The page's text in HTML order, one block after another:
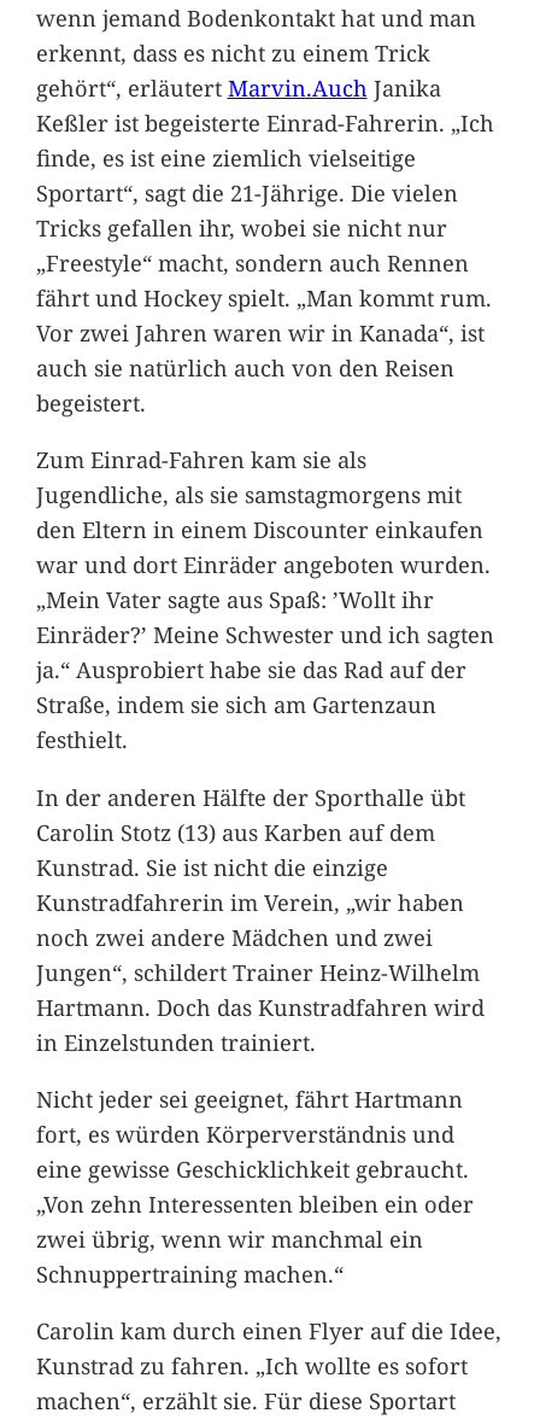
wenn jemand Bodenkontakt hat und man
erkennt, dass es nicht zu einem Trick
gehört“, erläutert Marvin.Auch Janika
Keßler ist begeisterte Einrad-Fahrerin. „Ich
finde, es ist eine ziemlich vielseitige
Sportart“, sagt die 21-Jährige. Die vielen
Tricks gefallen ihr, wobei sie nicht nur
„Freestyle“ macht, sondern auch Rennen
fährt und Hockey spielt. „Man kommt rum.
Vor zwei Jahren waren wir in Kanada“, ist
auch sie natürlich auch von den Reisen
begeistert.
Zum Einrad-Fahren kam sie als
Jugendliche, als sie samstagmorgens mit
den Eltern in einem Discounter einkaufen
war und dort Einräder angeboten wurden.
„Mein Vater sagte aus Spaß: ’Wollt ihr
Einräder?’ Meine Schwester und ich sagten
ja.“ Ausprobiert habe sie das Rad auf der
Straße, indem sie sich am Gartenzaun
festhielt.
In der anderen Hälfte der Sporthalle übt
Carolin Stotz (13) aus Karben auf dem
Kunstrad. Sie ist nicht die einzige
Kunstradfahrerin im Verein, „wir haben
noch zwei andere Mädchen und zwei
Jungen“, schildert Trainer Heinz-Wilhelm
Hartmann. Doch das Kunstradfahren wird
in Einzelstunden trainiert.
Nicht jeder sei geeignet, fährt Hartmann
fort, es würden Körperverständnis und
eine gewisse Geschicklichkeit gebraucht.
„Von zehn Interessenten bleiben ein oder
zwei übrig, wenn wir manchmal ein
Schnuppertraining machen.“
Carolin kam durch einen Flyer auf die Idee,
Kunstrad zu fahren. „Ich wollte es sofort
machen“, erzählt sie. Für diese Sportart